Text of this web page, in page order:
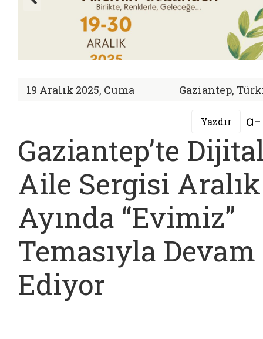
19 Aralık 2025, Cuma Gaziantep,
Yazdır
Gaziantep’te
Aile Sergisi Aralık
Ayında “Evimiz”
Temasıyla Devam
Ediyor